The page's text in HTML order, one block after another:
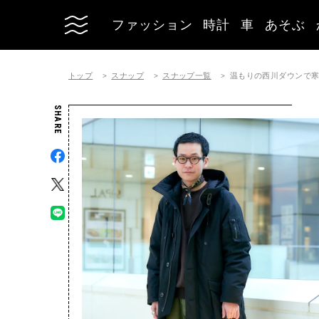
ファッション 時計 車 あそぶ
トップ スナップ スナップ一覧 温もりの西川ダウンで
SHARE